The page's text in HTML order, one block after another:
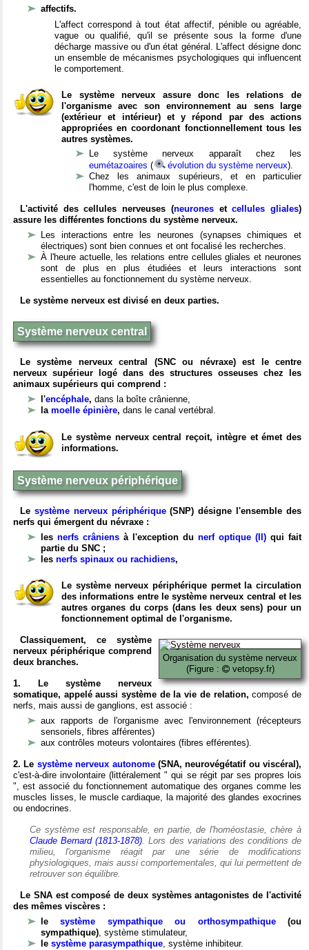
affectifs.
L'affect correspond à tout état affectif, pénible ou agréable,
vague ou qualifié, qu'il se présente sous la forme d'une
décharge massive ou d'un état général. L'affect désigne donc
un ensemble de mécanismes psychologiques qui influencent
le comportement.
Le système nerveux assure donc les relations de
l'organisme avec son environnement au sens large
(extérieur et intérieur) et y répond par des actions
appropriées en coordonant fonctionnellement tous les
autres systèmes.
Le système nerveux apparaît chez les
eumétazoaires ( évolution du système nerveux).
Chez les animaux supérieurs, et en particulier
l'homme, c'est de loin le plus complexe.
L'activité des cellules nerveuses (neuronesetcellules gliales)
assure les différentes fonctions du système nerveux.
Les interactions entre les neurones (synapses chimiques et
électriques) sont bien connues et ont focalisé les recherches.
À l'heure actuelle, les relations entre cellules gliales et neurones
sont de plus en plus étudiées et leurs interactions sont
essentielles au fonctionnement du système nerveux.
Le système nerveux est divisé en deux parties.
Système nerveux central
Le système nerveux central (SNC ou névraxe) est le centre
nerveux supérieur logé dans des structures osseuses chez les
animaux supérieurs qui comprend :
l'encéphale, dans la boîte crânienne,
la moelle épinière, dans le canal vertébral.
Le système nerveux central reçoit, intègre et émet des
informations.
Système nerveux périphérique
Le système nerveux périphérique(SNP) désigne l'ensemble des
nerfs qui émergent du névraxe :
les nerfs crâniens à l'exception du nerf optique (II) qui fait
partie du SNC ;
les nerfs spinaux ou rachidiens,
Le système nerveux périphérique permet la circulation
des informations entre le système nerveux central et les
autres organes du corps (dans les deux sens) pour un
fonctionnement optimal de l'organisme.
Organisation du système nerveux
(Figure :
vetopsy.fr)
Classiquement, ce système
nerveux périphérique comprend
deux branches.
1. Le système nerveux
somatique, appelé aussi système de la vie de relation, composé de
nerfs, mais aussi de ganglions, est associé :
aux rapports de l'organisme avec l'environnement (récepteurs
sensoriels, fibres afférentes)
aux contrôles moteurs volontaires (fibres efférentes).
2. Le système nerveux autonome(SNA, neurovégétatif ou viscéral),
c'est-à-dire involontaire (littéralement " qui se régit par ses propres lois
", est associé du fonctionnement automatique des organes comme les
muscles lisses, le muscle cardiaque, la majorité des glandes exocrines
ou endocrines.
Ce système est responsable, en partie, de l'homéostasie, chère à
Claude Bernard (1813-1878). Lors des variations des conditions de
milieu, l'organisme réagit par une série de modifications
physiologiques, mais aussi comportementales, qui lui permettent de
retrouver son équilibre.
Le SNA est composé de deux systèmes antagonistes de l'activité
des mêmes viscères :
lesystème sympathique ou orthosympathique(ou
sympathique), système stimulateur,
le système parasympathique, système inhibiteur.